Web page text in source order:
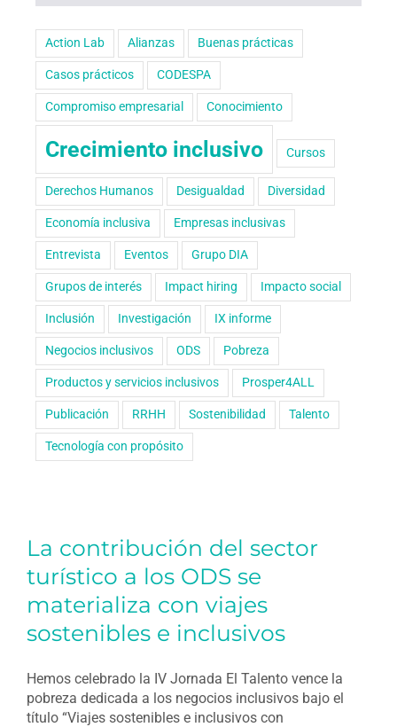
La contribución del sector
turístico a los ODS se
materializa con viajes
sostenibles e inclusivos
Hemos celebrado la IV Jornada El Talento vence la
pobreza dedicada a los negocios inclusivos bajo el
título “Viajes sostenibles e inclusivos con
Action Lab Alianzas Buenas prácticas
Casos prácticos CODESPA
Compromiso empresarial Conocimiento
Crecimiento inclusivo Cursos
Derechos Humanos Desigualdad Diversidad
Economía inclusiva Empresas inclusivas
Entrevista Eventos Grupo DIA
Grupos de interés Impact hiring Impacto social
Inclusión Investigación IX informe
Negocios inclusivos ODS Pobreza
Productos y servicios inclusivos Prosper4ALL
Publicación RRHH Sostenibilidad Talento
Tecnología con propósito